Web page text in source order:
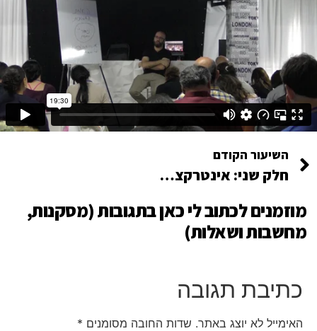
השיעור הקודם
חלק שני: אינטרקציות עם הקהל
מוזמנים לכתוב לי כאן בתגובות (מסקנות,
מחשבות ושאלות)
כתיבת תגובה
האימייל לא יוצג באתר. שדות החובה מסומנים *